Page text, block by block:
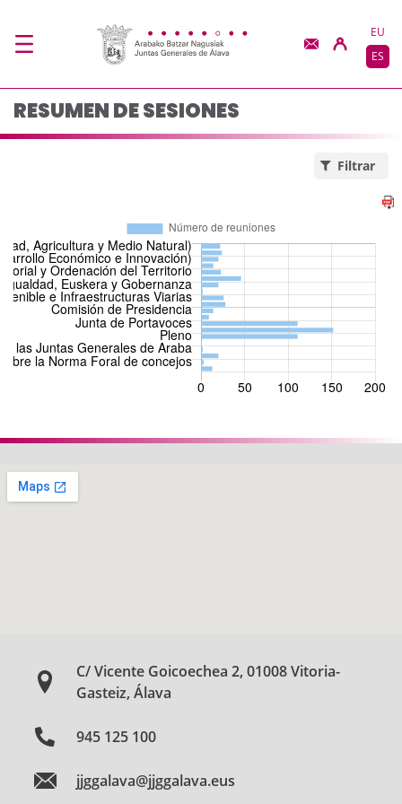
Resumen de sesionesEU
ES
RESUMEN DE SESIONES
Filtrar
C/ Vicente Goicoechea 2, 01008 Vitoria-
Gasteiz, Álava
945 125 100
jjggalava@jjggalava.eus